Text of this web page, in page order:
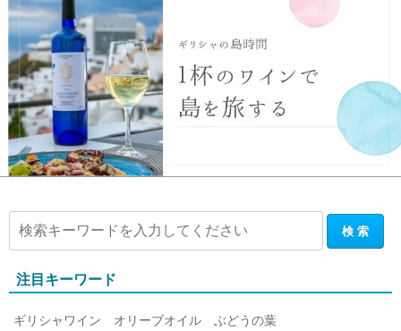
注目キーワード
ギリシャワイン オリーブオイル ぶどうの葉